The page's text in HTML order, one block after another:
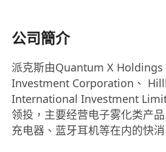
公司簡介
派克斯由Quantum X
Investment Corporation、
International Investment
领投，主要经营电子雾化类产
充电器、蓝牙耳机等在内的快